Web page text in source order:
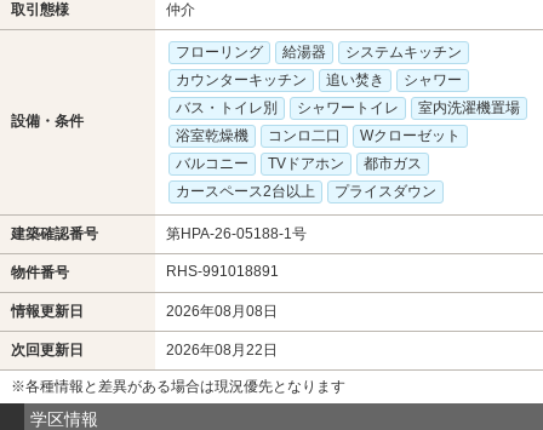
取引態様 仲介
設備・条件
フローリング 給湯器
システムキッチン
カウンターキッチン
追い焚き
シャワー
バス・トイレ別
シャワートイレ
室内洗濯機置場
浴室乾燥機
コンロ二口
Wクローゼット
バルコニー
TVドアホン
都市ガス
カースペース2台以上
プライスダウン
建築確認番号 第HPA-26-05188-1号
物件番号 RHS-991018891
情報更新日 2026年08月08日
次回更新日 2026年08月22日
※各種情報と差異がある場合は現況優先となります
学区情報